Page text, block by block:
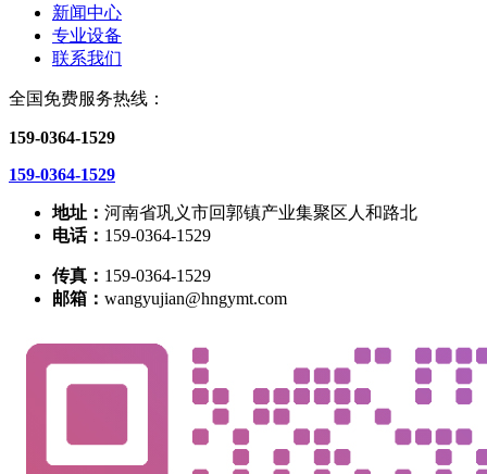
新闻中心
专业设备
联系我们
全国免费服务热线：
159-0364-1529
159-0364-1529
地址： 河南省巩义市回郭镇产业集聚区人和路北
电话： 159-0364-1529
传真： 159-0364-1529
邮箱： wangyujian@hngymt.com